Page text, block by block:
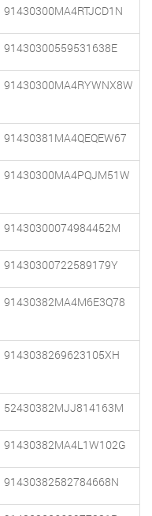
91430300MA4RTJCD1N
91430300559531638E
91430300MA4RYWNX8W
91430381MA4QEQEW67
91430300MA4PQJM51W
91430300074984452M
91430300722589179Y
91430382MA4M6E3Q78
9143038269623105XH
52430382MJJ814163M
91430382MA4L1W102G
91430382582784668N